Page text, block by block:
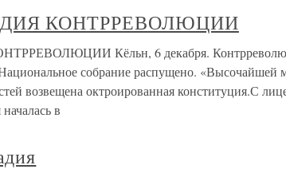
КОНТРРЕВОЛЮЦИИ
Кёльн, 6 декабря.
собрание распущено. «Высочайшей
возвещена октроированная конституция.С
в